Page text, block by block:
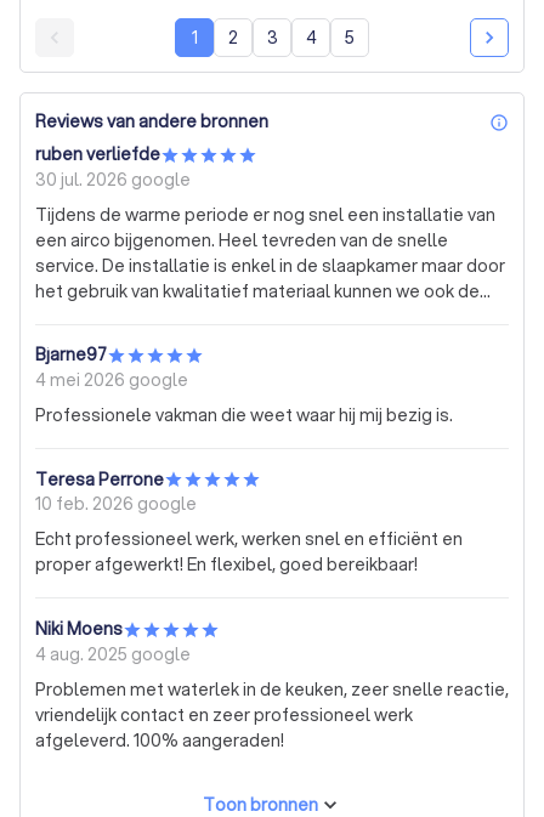
gras. Ze dachten ook echt met ons mee over de beste
plek voor de units, in plaats van snel de makkelijkste optie
te kiezen. De plaatsing zelf ging ook heel snel en de
installateurs waren vriendelijke gasten die alles netjes
vanuit de fabriek een klein foutje in een van de units te
zitten. Dat kan natuurlijk gebeuren. Saniko heeft dit
meteen opgepakt en zonder enig gedoe perfect onder
garantie opgelost. Als je een betrouwbaar en snel bedrijf
zoekt voor je airco, zit je hier echt goed. Dikke aanrader!
1 2 3 4 5
Reviews van andere bronnen
ruben verliefde
30 jul. 2026 google
Tijdens de warme periode er nog snel een installatie van
een airco bijgenomen. Heel tevreden van de snelle
service. De installatie is enkel in de slaapkamer maar door
het gebruik van kwalitatief materiaal kunnen we ook de
laten open te staan.
Bjarne97
4 mei 2026 google
Professionele vakman die weet waar hij mij bezig is.
Teresa Perrone
10 feb. 2026 google
Echt professioneel werk, werken snel en efficiënt en
proper afgewerkt! En flexibel, goed bereikbaar!
Niki Moens
4 aug. 2025 google
Problemen met waterlek in de keuken, zeer snelle reactie,
vriendelijk contact en zeer professioneel werk
afgeleverd. 100% aangeraden!
Toon bronnen